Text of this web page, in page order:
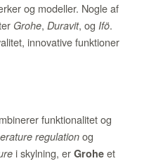
og modeller. Nogle af
Grohe, Duravit, og Ifö.
innovative funktioner
funktionalitet og
regulation og
i skylning, er Grohe et